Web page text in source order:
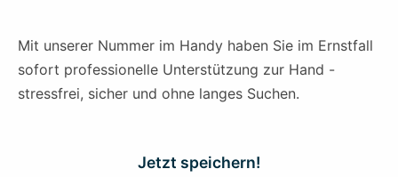
Mit unserer Nummer im Handy haben Sie im Ernstfall
sofort professionelle Unterstützung zur Hand -
stressfrei, sicher und ohne langes Suchen.
Jetzt speichern!